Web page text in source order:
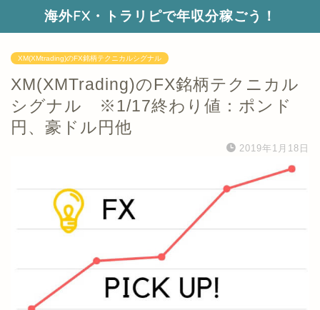
海外FX・トラリピで年収分稼ごう！
XM(XMtrading)のFX銘柄テクニカルシグナル
XM(XMTrading)のFX銘柄テクニカル
シグナル ※1/17終わり値：ポンド
円、豪ドル円他
2019年1月18日